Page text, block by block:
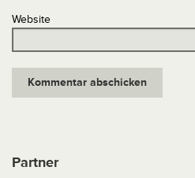
Website
Partner